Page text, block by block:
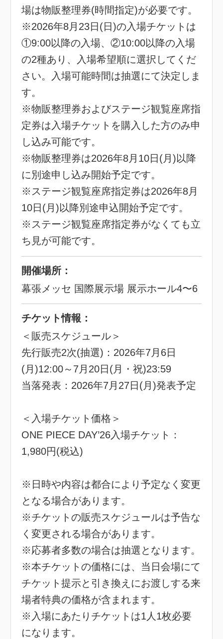
場は物販整理券(時間指定)が必要です。
※2026年8月23日(日)の入場チケットは
①9:00以降の入場、②10:00以降の入場
の2種あり、入場希望順に選択してくだ
さい。入場可能時間は抽選にて決定しま
す。
※物販整理券およびステージ観覧座席指
定券は入場チケットを購入した方のみ申
し込み可能です。
※物販整理券は2026年8月10日(月)以降
に別途申し込み開始予定です。
※ステージ観覧座席指定券は2026年8月
10日(月)以降別途申込開始予定です。
※ステージ観覧座席指定券がなくても立
ち見が可能です。
開催場所：
幕張メッセ 国際展示場 展示ホール4〜6
チケット情報：
＜販売スケジュール＞
先行販売2次(抽選)：2026年7月6日
(月)12:00～7月20日(月・祝)23:59
当落発表：2026年7月27日(月)発表予定
＜入場チケット価格＞
ONE PIECE DAY’26入場チケット：
1,980円(税込)
※日時や内容は都合により予定なく変更
となる場合があります。
※チケットの販売スケジュールは予告な
く変更される場合があります。
※応募者多数の場合は抽選となります。
※本チケットの価格には、当日会場にて
チケット提示と引き換えにお渡しする来
場者特典の価格が含まれます。
※入場にあたりチケットは1人1枚必要
になります。